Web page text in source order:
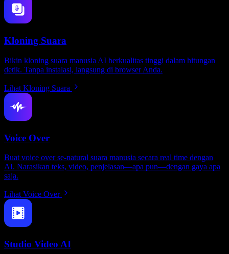
Kloning Suara
Bikin kloning suara manusia AI berkualitas tinggi dalam hitungan
detik. Tanpa instalasi, langsung di browser Anda.
Lihat Kloning Suara
Voice Over
Buat voice over se-natural suara manusia secara real time dengan
AI. Narasikan teks, video, penjelasan—apa pun—dengan gaya apa
saja.
Lihat Voice Over
Studio Video AI